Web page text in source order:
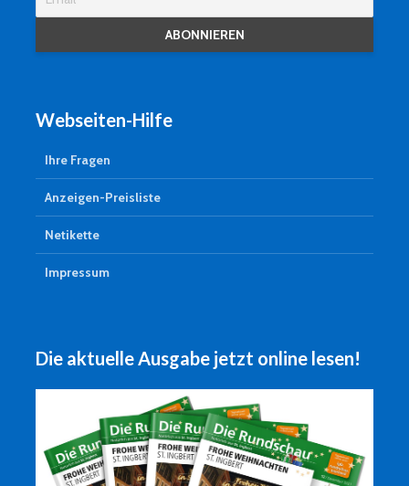
Webseiten-Hilfe
Ihre Fragen
Anzeigen-Preisliste
Netikette
Impressum
Die aktuelle Ausgabe jetzt online lesen!